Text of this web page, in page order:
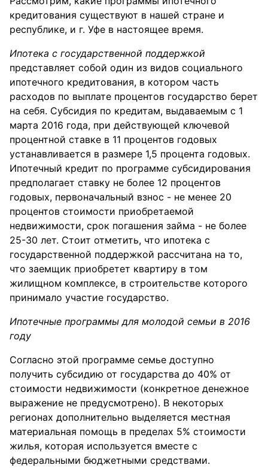
кредитования существуют в нашей стране и
республике, и г. Уфе в настоящее время.
Ипотека с государственной поддержкой
представляет собой один из видов социального
ипотечного кредитования, в котором часть
расходов по выплате процентов государство берет
на себя. Субсидия по кредитам, выдаваемым с 1
марта 2016 года, при действующей ключевой
процентной ставке в 11 процентов годовых
устанавливается в размере 1,5 процента годовых.
Ипотечный кредит по программе субсидирования
предполагает ставку не более 12 процентов
годовых, первоначальный взнос - не менее 20
процентов стоимости приобретаемой
недвижимости, срок погашения займа - не более
25-30 лет. Стоит отметить, что ипотека с
государственной поддержкой рассчитана на то,
что заемщик приобретет квартиру в том
жилищном комплексе, в строительстве которого
принимало участие государство.
Ипотечные программы для молодой семьи в 2016
году
Согласно этой программе семье доступно
получить субсидию от государства до 40% от
стоимости недвижимости (конкретное денежное
выражение не предусмотрено). В некоторых
регионах дополнительно выделяется местная
материальная помощь в пределах 5% стоимости
жилья, которая используется вместе с
федеральными бюджетными средствами.